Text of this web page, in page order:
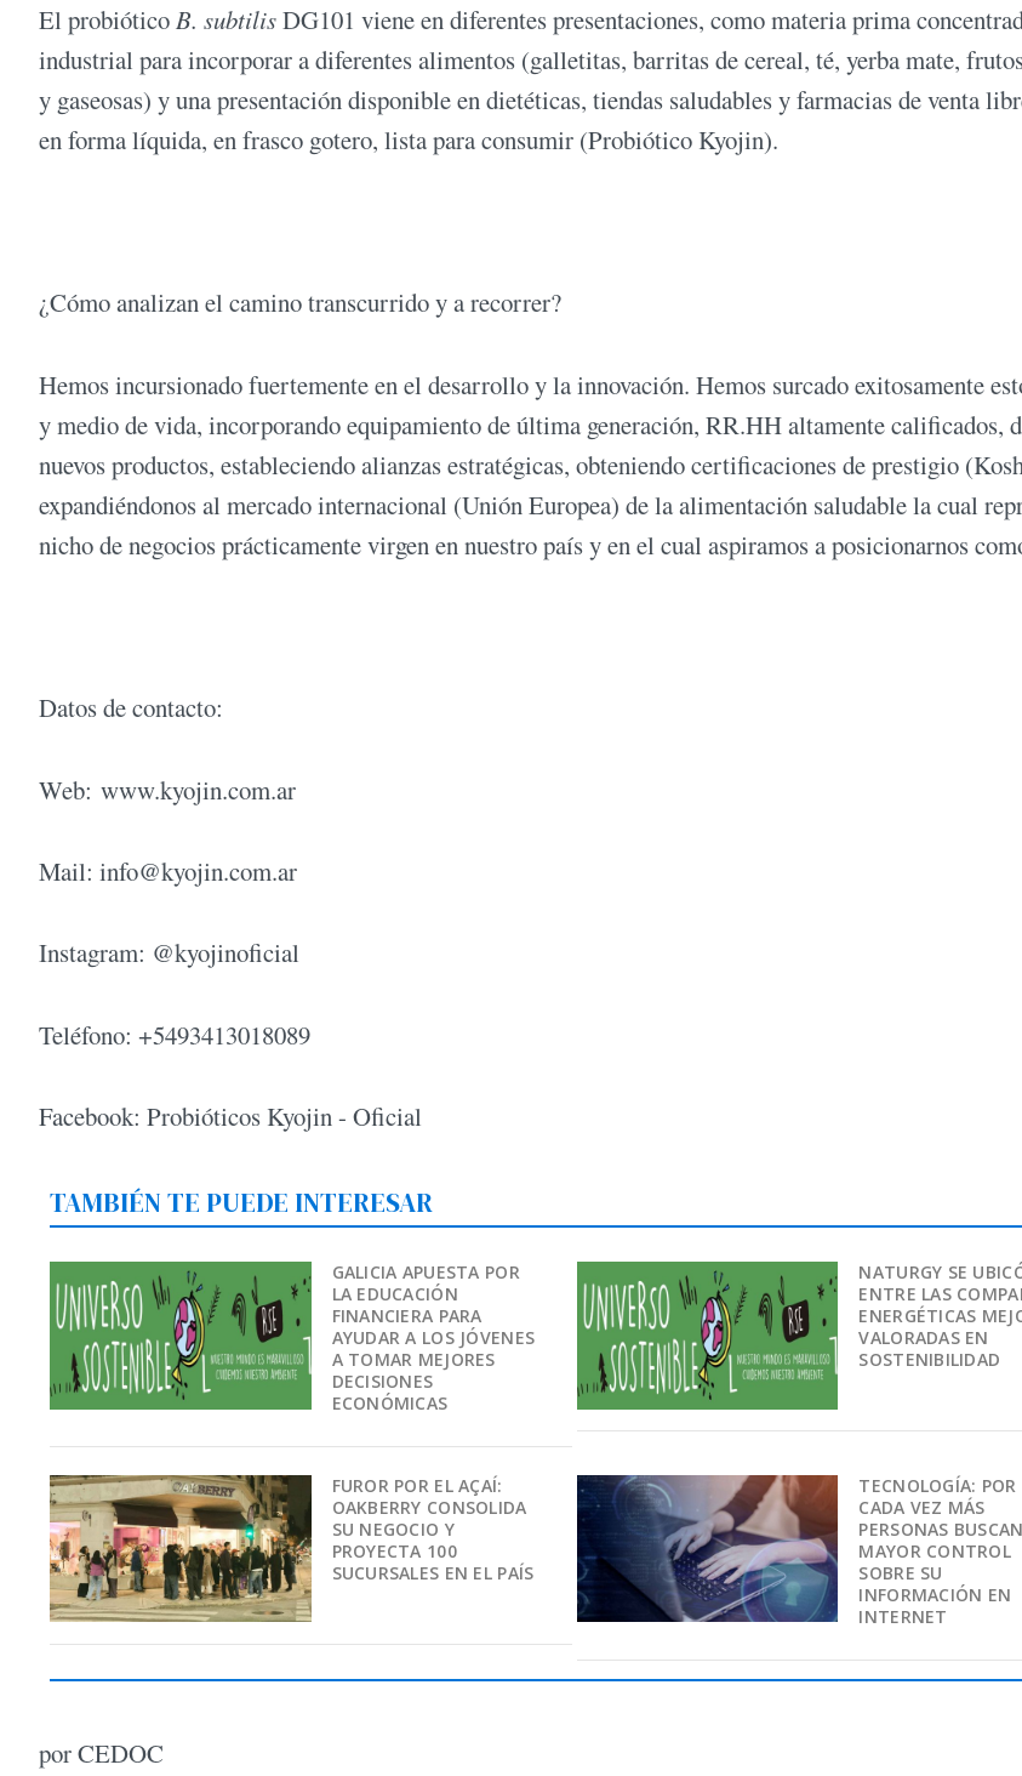
El probióticoB. subtilisDG101 viene en diferentes presentaciones, como materia prima
industrial para incorporar a diferentes alimentos (galletitas, barritas de cereal, té, yerba mate,
y gaseosas) y una presentación disponible en dietéticas, tiendas saludables y farmacias de venta
en forma líquida, en frasco gotero, lista para consumir (Probiótico Kyojin).
¿Cómo analizan el camino transcurrido y a recorrer?
Hemos incursionado fuertemente en el desarrollo y la innovación. Hemos surcado exitosamente
y medio de vida, incorporando equipamiento de última generación, RR.HH altamente calificados,
nuevos productos, estableciendo alianzas estratégicas, obteniendo certificaciones de prestigio
expandiéndonos al mercado internacional (Unión Europea) de la alimentación saludable la cual
nicho de negocios prácticamente virgen en nuestro país y en el cual aspiramos a posicionarnos
Datos de contacto:
Web: www.kyojin.com.ar
Mail: info@kyojin.com.ar
Instagram: @kyojinoficial
Teléfono: +5493413018089
Facebook: Probióticos Kyojin - Oficial
TAMBIÉN TE PUEDE INTERESAR
GALICIA APUESTA POR
LA EDUCACIÓN
FINANCIERA PARA
AYUDAR A LOS JÓVENES
A TOMAR MEJORES
DECISIONES
ECONÓMICAS
NATURGY SE
ENTRE LAS
ENERGÉTICAS
VALORADAS EN
SOSTENIBILIDAD
FUROR POR EL AÇAÍ:
OAKBERRY CONSOLIDA
SU NEGOCIO Y
PROYECTA 100
SUCURSALES EN EL PAÍS
TECNOLOGÍA: POR
CADA VEZ MÁS
PERSONAS BUSCAN
MAYOR CONTROL
SOBRE SU
INFORMACIÓN EN
INTERNET
por CEDOC